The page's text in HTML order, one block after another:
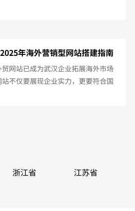
SEO优化完整方案：一、关键词策
年海外营销型网站搭建指南
网站已成为武汉企业拓展海外市场
不仅要展现企业实力，更要符合国
年武汉外贸网站建设的专业指南：
浙江省 江苏省